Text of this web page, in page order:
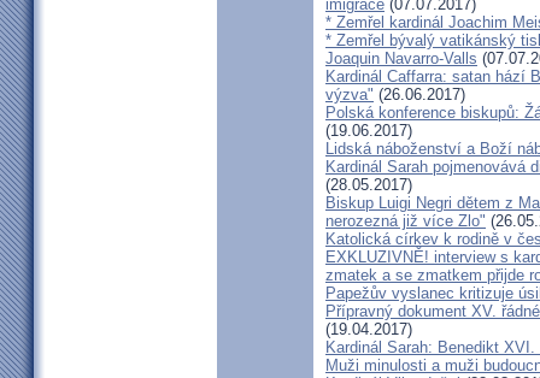
imigrace (07.07.2017)
* Zemřel kardinál Joachim
* Zemřel bývalý vatikánský
Joaquin Navarro-Valls
Kardinál Caffarra: satan hází
výzva" (26.06.2017)
Polská konference biskupů:
(19.06.2017)
Lidská náboženství a Boží
Kardinál Sarah pojmenovává
(28.05.2017)
Biskup Luigi Negri dětem z
nerozezná již více Zlo"
Katolická církev k rodině v
EXKLUZIVNĚ! interview s
zmatek a se zmatkem přijde
Papežův vyslanec kritizuje
Přípravný dokument XV.
(19.04.2017)
Kardinál Sarah: Benedikt
Muži minulosti a muži